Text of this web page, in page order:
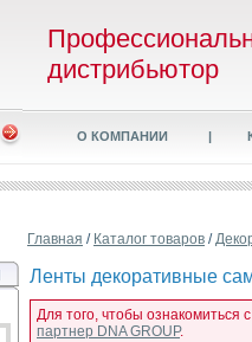
дистрибьютор
О КОМПАНИИ |
Главная / Каталог товаров /
Ленты декоративные
Для того, чтобы
партнер DNA GROUP.